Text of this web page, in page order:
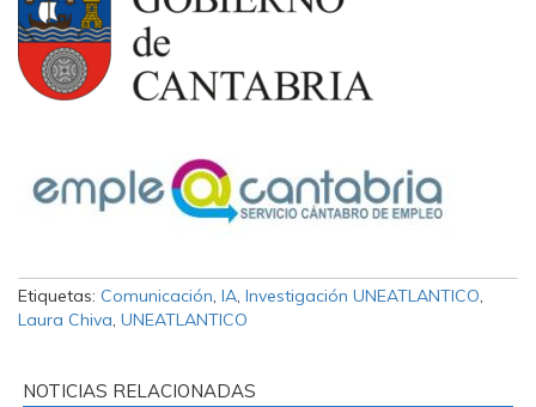
Etiquetas: Comunicación, IA, Investigación UNEATLANTICO,
Laura Chiva, UNEATLANTICO
NOTICIAS RELACIONADAS